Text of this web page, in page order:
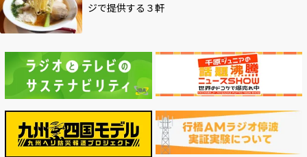
ジで提供する３軒